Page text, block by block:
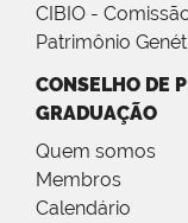
CIBIO -
Patrimônio
CONSELHO DE
GRADUAÇÃO
Quem somos
Membros
Calendário